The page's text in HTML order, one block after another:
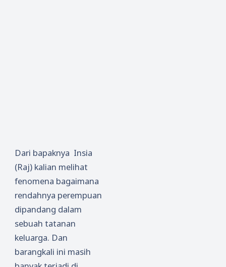
Dari bapaknya Insia
(Raj) kalian melihat
fenomena bagaimana
rendahnya perempuan
dipandang dalam
sebuah tatanan
keluarga. Dan
barangkali ini masih